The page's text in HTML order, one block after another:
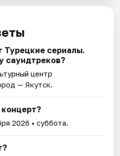
Турецкие сериалы.
саундтреков?
центр
— Якутск.
2026 • суббота.